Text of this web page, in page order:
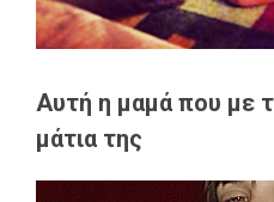
Αυτή η μαμά που με
μάτια της